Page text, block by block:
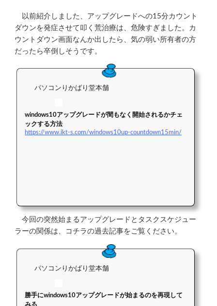
以前紹介しました、アップグレードへの15分カウント
ダウンを発症させて叩く荒治療は、危険すぎました。カ
ウントダウン画面なんか出したら、気の弱い所有者の方
だったら卒倒しそうです。
パソコンりかばり堂本舗
windows10アップグレードが間もなく開始されるかチェ
ックする方法
https://www.ikt-s.com/windows10up-countdown15min/
今回の突然始まるアップグレードとタスクスケジュー
ラーの関係は、コチラの過去記事をご覧ください。
パソコンりかばり堂本舗
勝手にwindows10アップグレードが始まるのを再現して
みる